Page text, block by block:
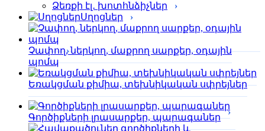
Ձեռքի էլ․ խոտհնձիչներ
Սղոցներ
Չափող, ներկող, մաքրող սարքեր, օդային
պոմպ
Եռակցման քիմիա, տեխնիկական սփրեյներ
Գործիքների լրասարքեր, պարագաներ